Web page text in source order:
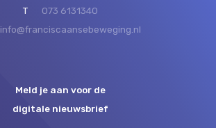
T
073 6131340
info@franciscaansebeweging.nl
Meld je aan voor de
digitale nieuwsbrief